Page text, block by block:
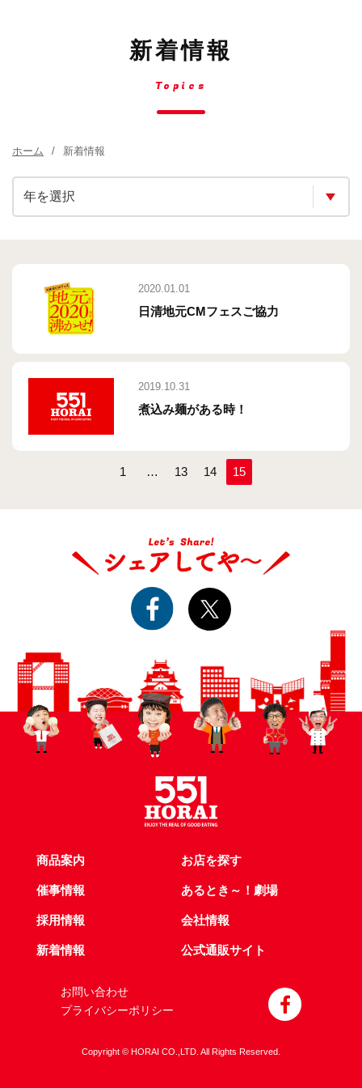
新着情報
Topics
ホーム 新着情報
2020.01.01
日清地元CMフェスご協力
2019.10.31
煮込み麺がある時！
1 … 13 14 15
商品案内 お店を探す
催事情報 あるとき～！劇場
採用情報 会社情報
新着情報 公式通販サイト
お問い合わせ
プライバシーポリシー
Copyright © HORAI CO.,LTD. All Rights Reserved.